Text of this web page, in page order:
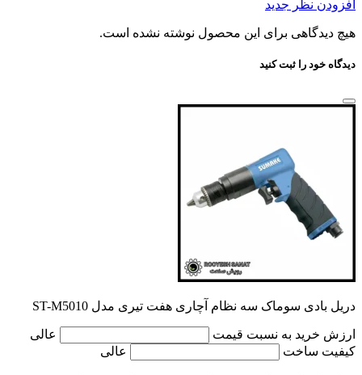
افزودن نظر جدید
هیچ دیدگاهی برای این محصول نوشته نشده است.
دیدگاه خود را ثبت کنید
دریل بادی سوماک سه نظام آچاری هفت تیری مدل ST-M5010
ارزش خرید به نسبت قیمت
عالی
کیفیت ساخت
عالی